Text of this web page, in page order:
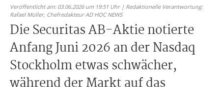
Veröffentlicht am: 03.06.2026 um 19:51 Uhr | Redaktionelle Verantwortung:
Rafael Müller, Chefredakteur AD HOC NEWS
Die Securitas AB-Aktie notierte
Anfang Juni 2026 an der Nasdaq
Stockholm etwas schwächer,